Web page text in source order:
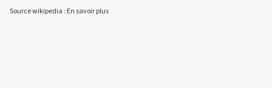
Source wikipedia : En savoir plus